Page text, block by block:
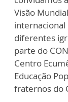
Visão
internacional
diferentes
parte do
Centro
Educação
fraternos do